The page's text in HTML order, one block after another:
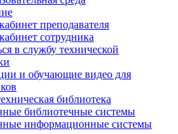
преподавателя
сотрудника
в службу технической
и обучающие видео для
библиотека
библиотечные системы
информационные системы